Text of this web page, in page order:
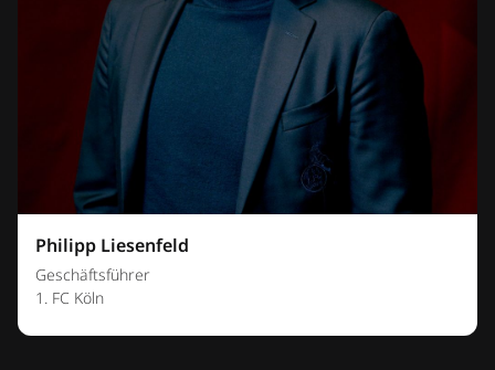
Philipp Liesenfeld
Geschäftsführer
1. FC Köln